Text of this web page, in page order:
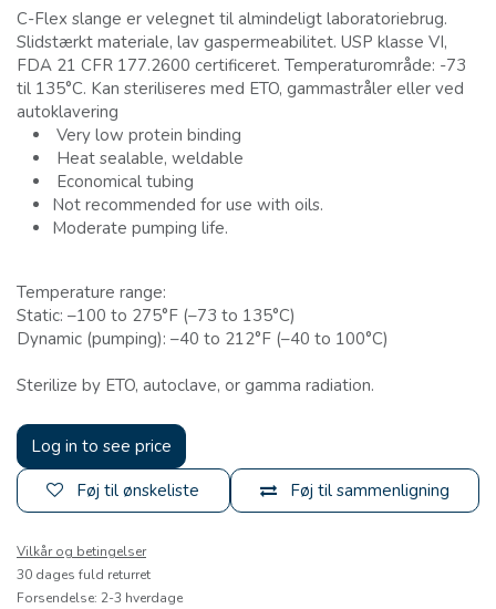
C-Flex slange er velegnet til almindeligt laboratoriebrug.
Slidstærkt materiale, lav gaspermeabilitet. USP klasse VI,
FDA 21 CFR 177.2600 certificeret. Temperaturområde: -73
til 135°C. Kan steriliseres med ETO, gammastråler eller ved
autoklavering
Very low protein binding
Heat sealable, weldable
Economical tubing
Not recommended for use with oils.
Moderate pumping life.
Temperature range:
Static: –100 to 275°F (–73 to 135°C)
Dynamic (pumping): –40 to 212°F (–40 to 100°C)
Sterilize by ETO, autoclave, or gamma radiation.
Log in to see price
Føj til sammenligning
Føj til ønskeliste
Vilkår og betingelser
30 dages fuld returret
Forsendelse: 2-3 hverdage